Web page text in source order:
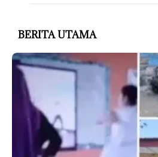
BERITA UTAMA